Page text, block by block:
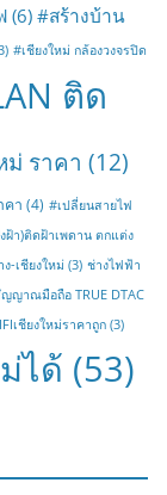
(6) #สร้างบ้าน
#เชียงใหม่ กล้องวงจรปิด
ติด
ม่ ราคา (12)
คา (4) #เปลี่ยนสายไฟ
ฝ้า)ติดฝ้าเพดาน ตกแต่ง
-เชียงใหม่ (3) ช่างไฟฟ้า
ญาณมือถือ TRUE DTAC
เชียงใหม่ราคาถูก (3)
ได้ (53)